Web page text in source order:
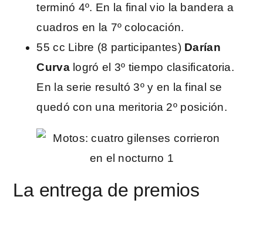
terminó 4º. En la final vio la bandera a
cuadros en la 7º colocación.
55 cc Libre (8 participantes) Darían
Curvalogró el 3º tiempo clasificatoria.
En la serie resultó 3º y en la final se
quedó con una meritoria 2º posición.
La entrega de premios